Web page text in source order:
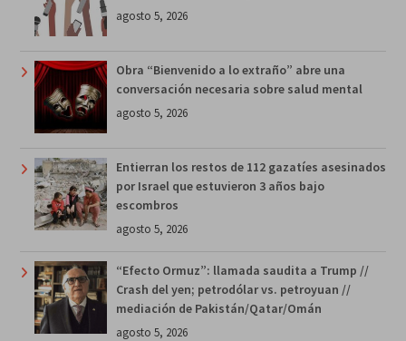
agosto 5, 2026
Obra “Bienvenido a lo extraño” abre una
conversación necesaria sobre salud mental
agosto 5, 2026
Entierran los restos de 112 gazatíes asesinados
por Israel que estuvieron 3 años bajo
escombros
agosto 5, 2026
“Efecto Ormuz”: llamada saudita a Trump //
Crash del yen; petrodólar vs. petroyuan //
mediación de Pakistán/Qatar/Omán
agosto 5, 2026